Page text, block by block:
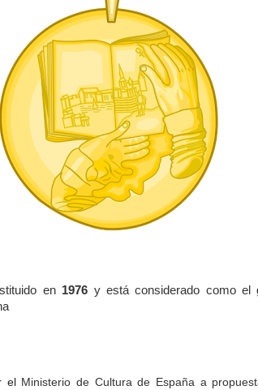
en 1976 y está considerado como el
el Ministerio de Cultura de España a